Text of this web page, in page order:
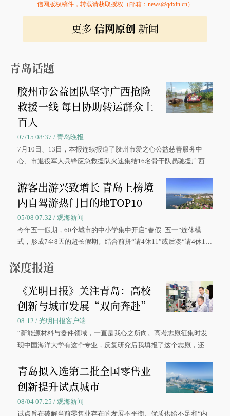
信网版权稿件，转载请获取授权（邮箱：news@qdxin.cn）
更多 信网原创 新闻
青岛话题
胶州市公益团队坚守广西抢险
救援一线 每日协助转运群众上
百人
07/15 08:37 / 青岛晚报
7月10日、13日，本报连续报道了胶州市爱之心公益慈善服务中
心、市退役军人兵锋应急救援队火速集结16名骨干队员驰援广西灾
游客出游兴致增长 青岛上榜境
内自驾游热门目的地TOP10
05/08 07:32 / 观海新闻
今年五一假期，60个城市的中小学集中开启“春假+五一”连休模
式，形成7至8天的超长假期。结合前拼“请4休11”或后凑“请4休1
深度报道
《光明日报》关注青岛：高校
创新与城市发展“双向奔赴”
08:12 / 光明日报客户端
“新能源材料与器件领域，一直是我心之所向。高考志愿征集时发
现中国海洋大学有这个专业，反复研究后我填报了这个志愿，还真
大学材料科学与工程学院材料类专业的录取通知书。
青岛拟入选第二批全国零售业
创新提升试点城市
08/04 07:25 / 观海新闻
试点旨在破解当前零售业存在的发展不平衡、优质供给不足和“内